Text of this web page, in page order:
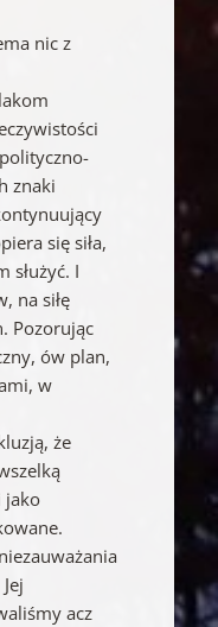
nic z
znaki
się siła,
służyć. I
na siłę
Pozorując
ów plan,
w
że
jako
acz